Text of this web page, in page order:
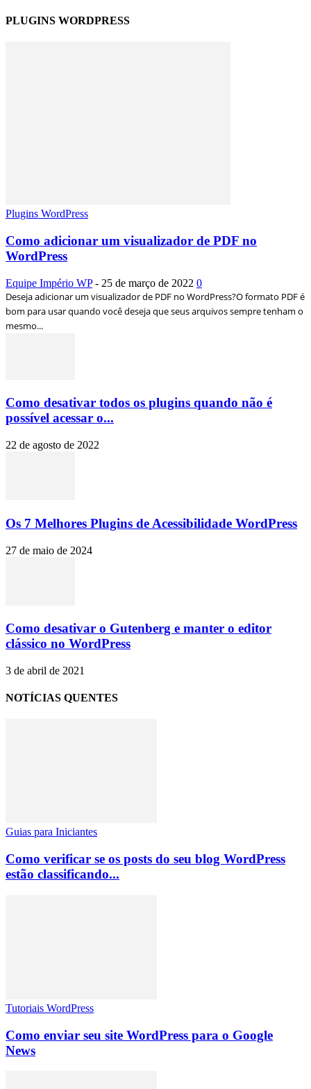
PLUGINS WORDPRESS
Plugins WordPress
Como adicionar um visualizador de PDF no
WordPress
Equipe Império WP - 25 de março de 2022 0
Deseja adicionar um visualizador de PDF no WordPress?O formato PDF é
bom para usar quando você deseja que seus arquivos sempre tenham o
mesmo...
Como desativar todos os plugins quando não é
possível acessar o...
22 de agosto de 2022
Os 7 Melhores Plugins de Acessibilidade WordPress
27 de maio de 2024
Como desativar o Gutenberg e manter o editor
clássico no WordPress
3 de abril de 2021
NOTÍCIAS QUENTES
Guias para Iniciantes
Como verificar se os posts do seu blog WordPress
estão classificando...
Tutoriais WordPress
Como enviar seu site WordPress para o Google
News